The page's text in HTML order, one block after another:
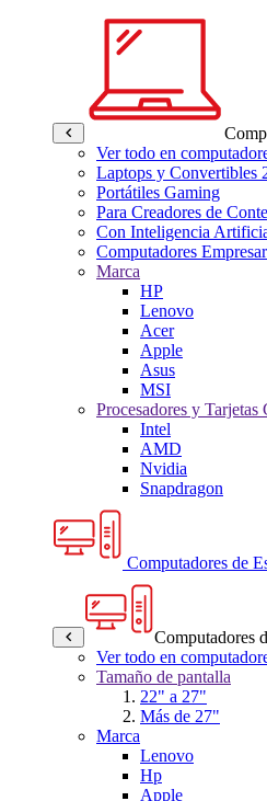
Ver todo en
Laptops y Convertibles
Portátiles Gaming
Para Creadores de
Con Inteligencia
Computadores
Marca
HP
Lenovo
Acer
Apple
Asus
MSI
Procesadores y Tarjetas
Intel
AMD
Nvidia
Snapdragon
Computadores de
Computadores
Ver todo en
Tamaño de pantalla
22" a 27"
Más de 27"
Marca
Lenovo
Hp
Apple